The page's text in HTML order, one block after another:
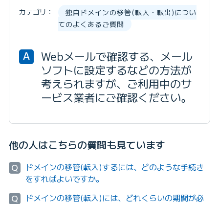
カテゴリ：
独自ドメインの移管(転入・転出)につい
てのよくあるご質問
A
Webメールで確認する、メール
ソフトに設定するなどの方法が
考えられますが、ご利用中のサ
ービス業者にご確認ください。
他の人はこちらの質問も見ています
Q
ドメインの移管(転入)するには、どのような手続き
をすればよいですか。
Q
ドメインの移管(転入)には、どれくらいの期間が必